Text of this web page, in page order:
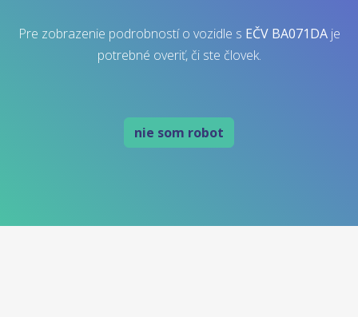
Pre zobrazenie podrobností o vozidle s EČV BA071DAje
potrebné overiť, či ste človek.
nie som robot